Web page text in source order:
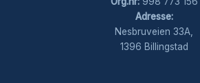
Adresse:
Nesbruveien 33A,
1396 Billingstad